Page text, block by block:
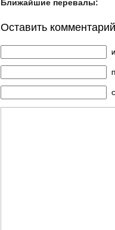
Ближайшие перевалы:
Оставить комментарий